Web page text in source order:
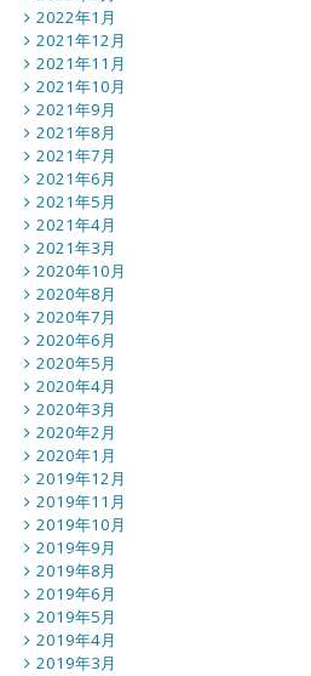
2022年1月
2021年12月
2021年11月
2021年10月
2021年9月
2021年8月
2021年7月
2021年6月
2021年5月
2021年4月
2021年3月
2020年10月
2020年8月
2020年7月
2020年6月
2020年5月
2020年4月
2020年3月
2020年2月
2020年1月
2019年12月
2019年11月
2019年10月
2019年9月
2019年8月
2019年6月
2019年5月
2019年4月
2019年3月